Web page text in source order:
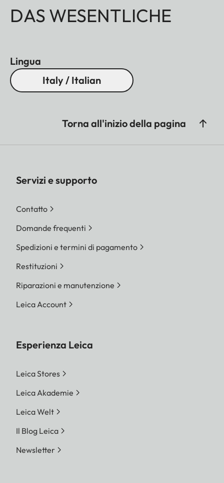
DAS WESENTLICHE
Lingua
Italy / Italian
Torna all'inizio della pagina
Servizi e supporto
Contatto
Domande frequenti
Spedizioni e termini di pagamento
Restituzioni
Riparazioni e manutenzione
Leica Account
Esperienza Leica
Leica Stores
Leica Akademie
Leica Welt
Il Blog Leica
Newsletter